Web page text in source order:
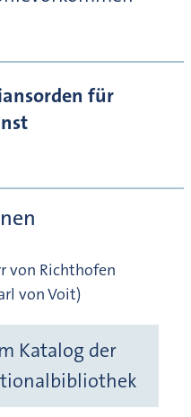
für
von Richthofen
von Voit)
Katalog der